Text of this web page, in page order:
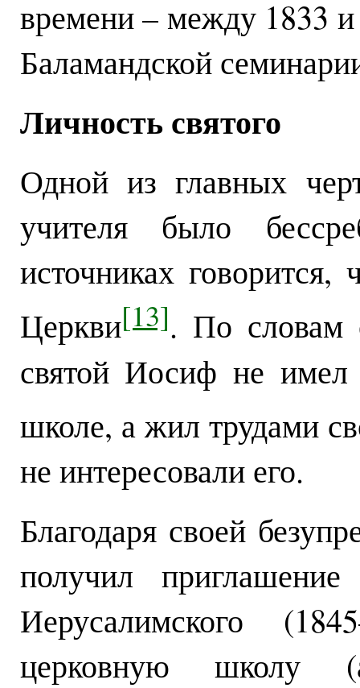
времени – между 1833
Баламандской
Личность святого
Одной из главных
учителя было
источниках
Церкви[13]. По словам
святой Иосиф не имел
школе, а жил трудами
не интересовали его.
Благодаря своей
получил
Иерусалимского
церковную школу